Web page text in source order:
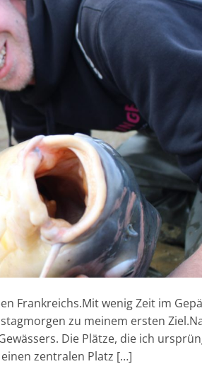
Frankreichs.Mit wenig Zeit im
zu meinem ersten
Die Plätze, die ich
zentralen Platz […]